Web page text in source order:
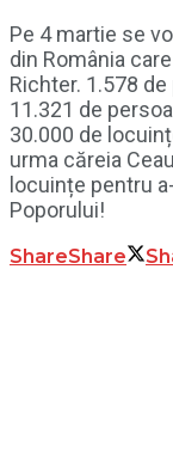
Pe 4 martie se
din România
Richter. 1.578
11.321 de
30.000 de
urma căreia
locuințe pentru
Poporului!
ShareShare